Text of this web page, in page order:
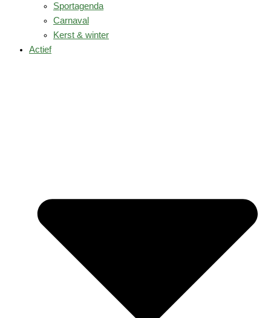
Sportagenda
Carnaval
Kerst & winter
Actief